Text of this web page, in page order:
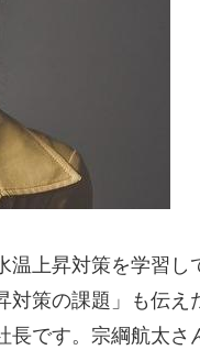
上昇対策を学習し
策の課題」も伝え
長です。宗綱航太さ